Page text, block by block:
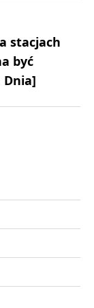
stacjach
być
Dnia]